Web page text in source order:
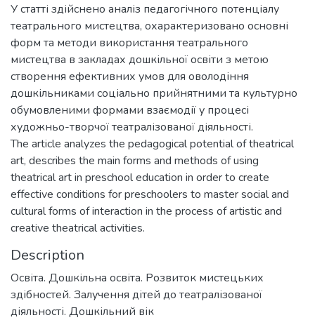
У статті здійснено аналіз педагогічного потенціалу
театрального мистецтва, охарактеризовано основні
форм та методи використання театрального
мистецтва в закладах дошкільної освіти з метою
створення ефективних умов для оволодіння
дошкільниками соціально прийнятними та культурно
обумовленими формами взаємодії у процесі
художньо-творчої театралізованої діяльності.
The article analyzes the pedagogical potential of theatrical
art, describes the main forms and methods of using
theatrical art in preschool education in order to create
effective conditions for preschoolers to master social and
cultural forms of interaction in the process of artistic and
creative theatrical activities.
Description
Освіта. Дошкільна освіта. Розвиток мистецьких
здібностей. Залучення дітей до театралізованої
діяльності. Дошкільний вік